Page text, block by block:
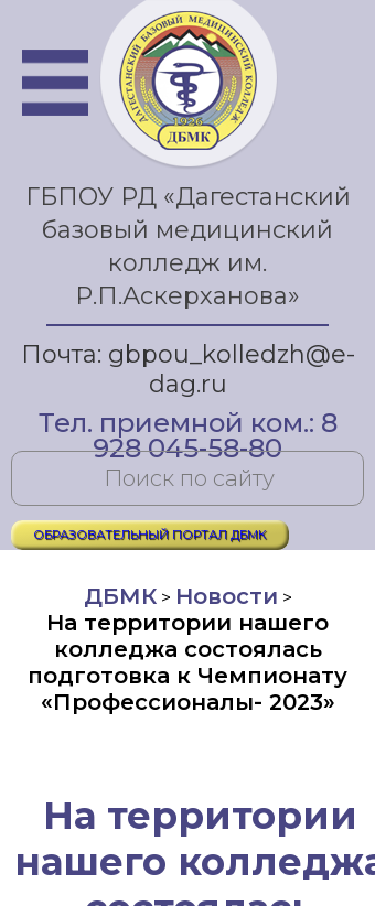
ГБПОУ РД «Дагестанский
базовый медицинский
колледж им.
Р.П.Аскерханова»
Почта: gbpou_kolledzh@e-
dag.ru
Тел. приемной ком.: 8
928 045-58-80
ОБРАЗОВАТЕЛЬНЫЙ ПОРТАЛ ДБМК
ДБМК> Новости >
На территории нашего
колледжа состоялась
подготовка к Чемпионату
«Профессионалы- 2023»
На территории
нашего колледжа